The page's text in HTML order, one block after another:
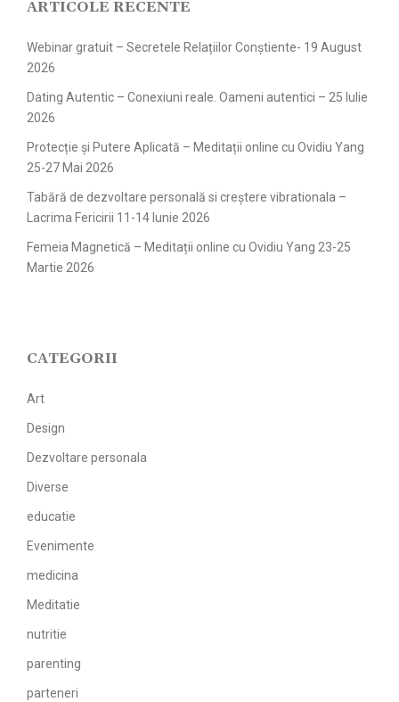
ARTICOLE RECENTE
Webinar gratuit – Secretele Relațiilor Conștiente- 19 August
2026
Dating Autentic – Conexiuni reale. Oameni autentici – 25 Iulie
2026
Protecție și Putere Aplicată – Meditații online cu Ovidiu Yang
25-27 Mai 2026
Tabără de dezvoltare personală si creștere vibrationala –
Lacrima Fericirii 11-14 Iunie 2026
Femeia Magnetică – Meditații online cu Ovidiu Yang 23-25
Martie 2026
CATEGORII
Art
Design
Dezvoltare personala
Diverse
educatie
Evenimente
medicina
Meditatie
nutritie
parenting
parteneri